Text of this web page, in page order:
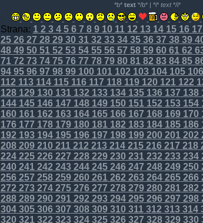
*b* text*/b* | *i* text*/i*
Strana: 12 34567 89101112 1314151617
252627 2829303132 3334353637 3839
4849505152 5354555657 5859606162
7172 7374757677 7879808182 838485
94959697 9899100101102 103104105106
112 113114115116117 118119120121122
128129130131132 133134135136137 138
144145146147 148149150151152 153154
160161162 163164165166167 168169170
176177 178179180181182 183184185186
192 193194195196197 198199200201202
208209210211212 213214215216217 218
224225226227 228229230231232 233234
240241242 243244245246247 248249250
256257 258259260261262 263264265266
272 273274275276277 278279280281282
288289290291292 293294295296297 298
304305306307 308309310311312 313314
320321322 323324325326327 328329330